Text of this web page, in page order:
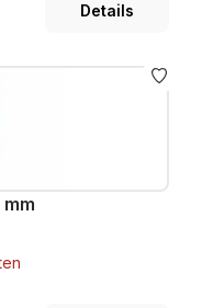
Details